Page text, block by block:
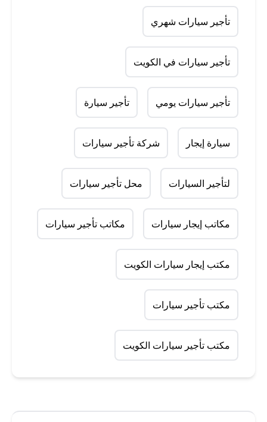
تأجير سيارات شهري
تأجير سيارات في الكويت
تأجير سيارات يومي تأجير سيارة
سيارة إيجار شركة تأجير سيارات
لتأجير السيارات محل تأجير سيارات
مكاتب إيجار سيارات مكاتب تأجير سيارات
مكتب إيجار سيارات الكويت
مكتب تأجير سيارات
مكتب تأجير سيارات الكويت